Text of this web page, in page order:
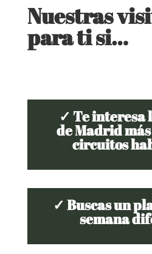
Nuestras
para ti si…
✓ Te interesa
de Madrid
circuitos
✓ Buscas un
semana